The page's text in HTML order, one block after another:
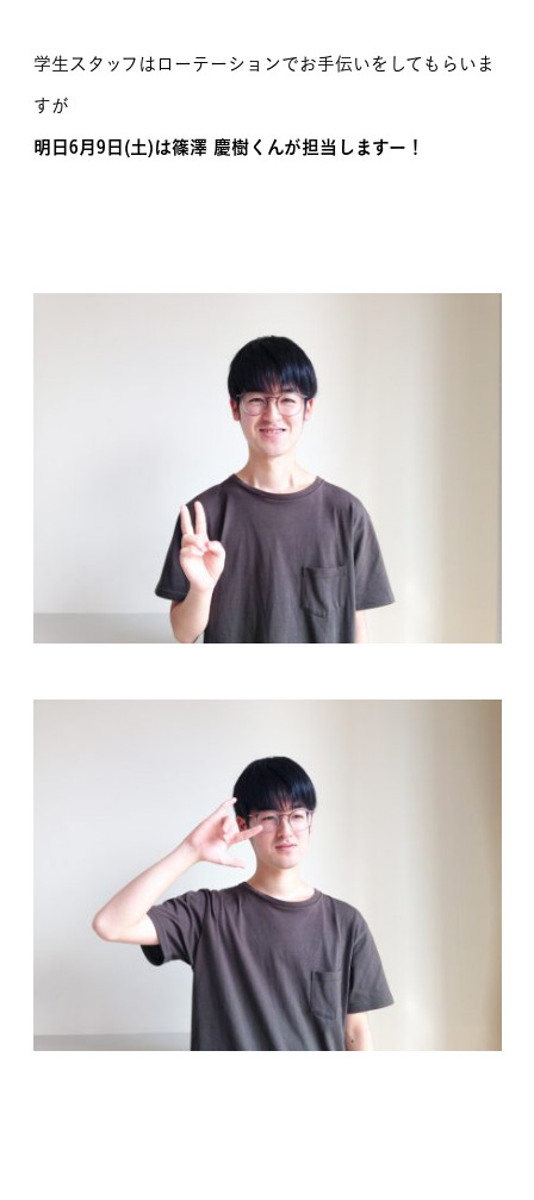
学生スタッフはローテーションでお手伝いをしてもらいま
すが
明日6月9日(土)は篠澤 慶樹くんが担当しますー！